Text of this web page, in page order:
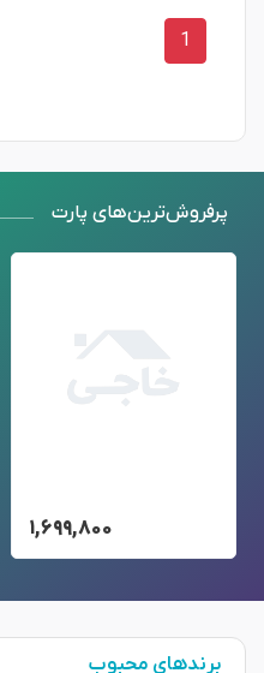
1
پرفروش‌ترین‌های پارت
۱,۶۹۹,۸۰۰
برندهای محبوب